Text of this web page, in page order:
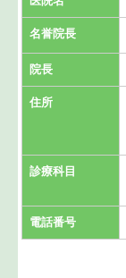
名誉院長
院長
住所
診療科目
電話番号